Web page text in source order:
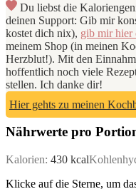
Du liebst die
deinen Support: Gib mir
kostet dich nix), gib mir hier
meinem Shop (in meinen
Herzblut!). Mit den
hoffentlich noch viele
stellen. Ich danke dir!
Hier gehts zu meinen
Nährwerte pro
Kalorien: 430 kcal
Klicke auf die Sterne, um